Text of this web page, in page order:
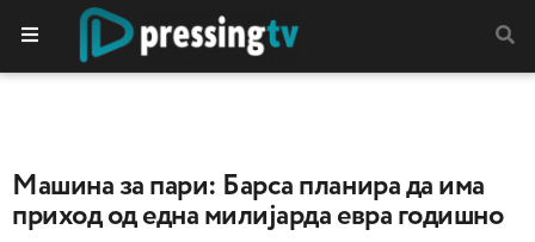
Машина за пари: Барса планира да има
приход од една милијарда евра годишно